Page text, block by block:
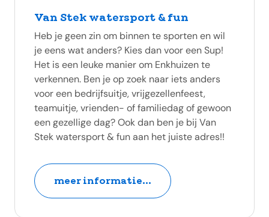
Van Stek watersport & fun
Heb je geen zin om binnen te sporten en wil
je eens wat anders? Kies dan voor een Sup!
Het is een leuke manier om Enkhuizen te
verkennen. Ben je op zoek naar iets anders
voor een bedrijfsuitje, vrijgezellenfeest,
teamuitje, vrienden- of familiedag of gewoon
een gezellige dag? Ook dan ben je bij Van
Stek watersport & fun aan het juiste adres!!
meer informatie...